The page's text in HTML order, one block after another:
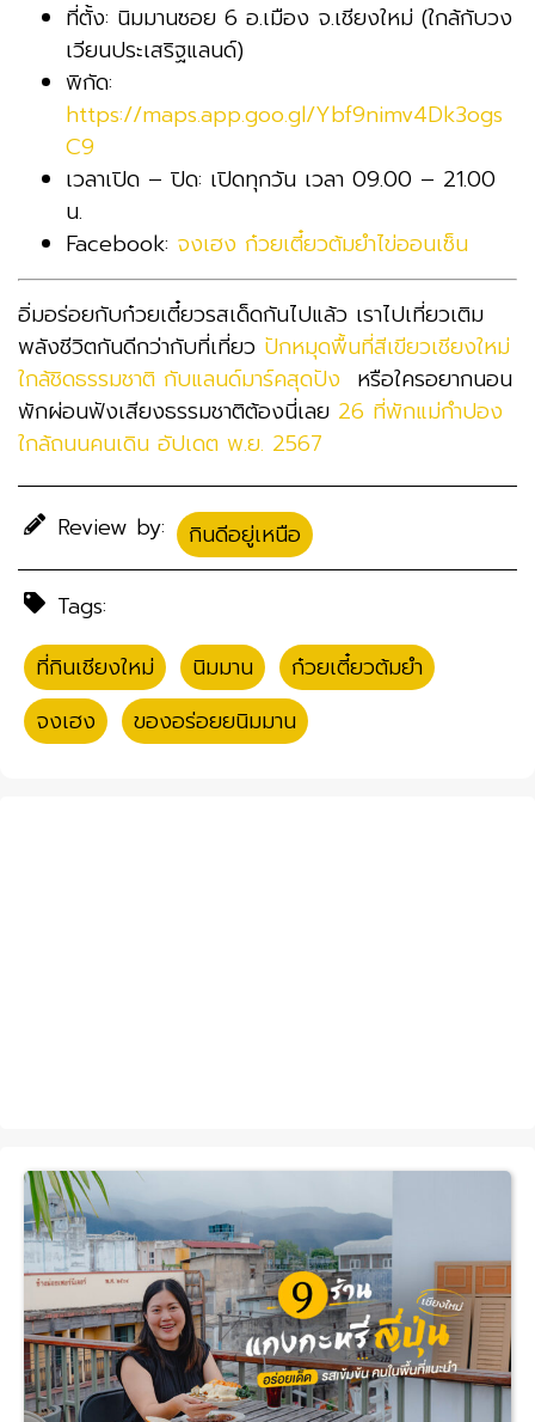
ที่ตั้ง: นิมมานซอย 6 อ.เมือง จ.เชียงใหม่ (ใกล้กับวง
เวียนประเสริฐแลนด์)
พิกัด:
https://maps.app.goo.gl/Ybf9nimv4Dk3ogs
C9
เวลาเปิด – ปิด: เปิดทุกวัน เวลา 09.00 – 21.00
น.
Facebook: จงเฮง ก๋วยเตี๋ยวต้มยำไข่ออนเซ็น
อิ่มอร่อยกับก๋วยเตี๋ยวรสเด็ดกันไปแล้ว เราไปเที่ยวเติม
พลังชีวิตกันดีกว่ากับที่เที่ยว ปักหมุดพื้นที่สีเขียวเชียงใหม่
ใกล้ชิดธรรมชาติ กับแลนด์มาร์คสุดปัง หรือใครอยากนอน
พักผ่อนฟังเสียงธรรมชาติต้องนี่เลย 26 ที่พักแม่กำปอง
ใกล้ถนนคนเดิน อัปเดต พ.ย. 2567
Review by: กินดีอยู่เหนือ
Tags:
ที่กินเชียงใหม่
นิมมาน ก๋วยเตี๋ยวต้มยำ
จงเฮง
ของอร่อยยนิมมาน